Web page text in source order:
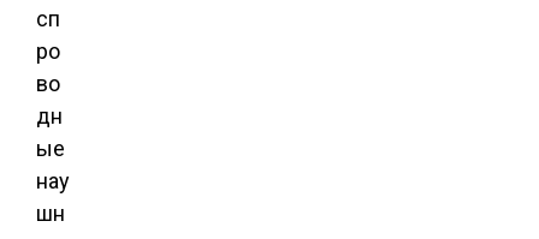
сп
ро
во
дн
ые
нау
шн